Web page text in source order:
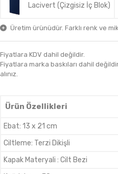
Lacivert (Çizgisiz İç Blok)
Üretim ürünüdür. Farklı renk ve
Fiyatlara KDV dahil değildir.
Fiyatlara marka baskıları dahil
alınız.
Ürün Özellikleri
Ebat: 13 x 21 cm
Ciltleme: Terzi Dikişli
Kapak Materyali : Cilt Bezi